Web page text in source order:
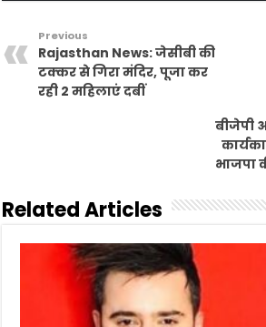
Previous
Rajasthan News: जेसीबी की
टक्कर से गिरा मंदिर, पूजा कर
रही 2 महिलाएं दबीं
बीजेपी
भाजपा
Related Articles